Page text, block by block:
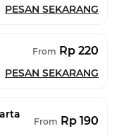
PESAN SEKARANG
From Rp 220
PESAN SEKARANG
From Rp 190